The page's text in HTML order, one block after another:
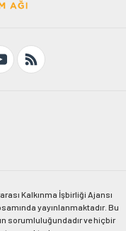
Kalkınma İşbirliği Ajansı
yayınlanmaktadır. Bu
sorumluluğundadır ve hiçbir